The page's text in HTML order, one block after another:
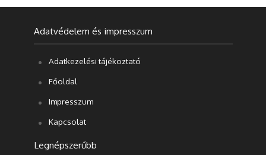
Adatvédelem és impresszum
Adatkezelési tájékoztató
Főoldal
Impresszum
Kapcsolat
Legnépszerűbb